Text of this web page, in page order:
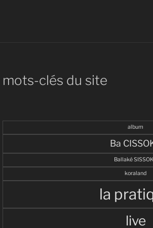
mots-clés du site
album
Ba
Ballaké
koraland
la
live